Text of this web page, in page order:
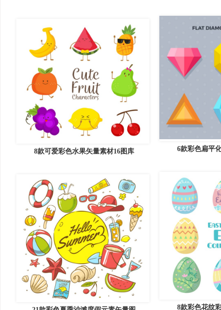
6款彩色扁平
8款可爱彩色水果矢量素材16图库
8款彩色花纹